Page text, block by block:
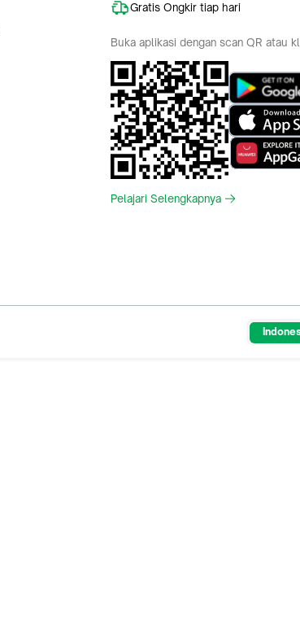
Gratis Ongkir tiap hari
Buka aplikasi dengan scan QR atau
Pelajari Selengkapnya